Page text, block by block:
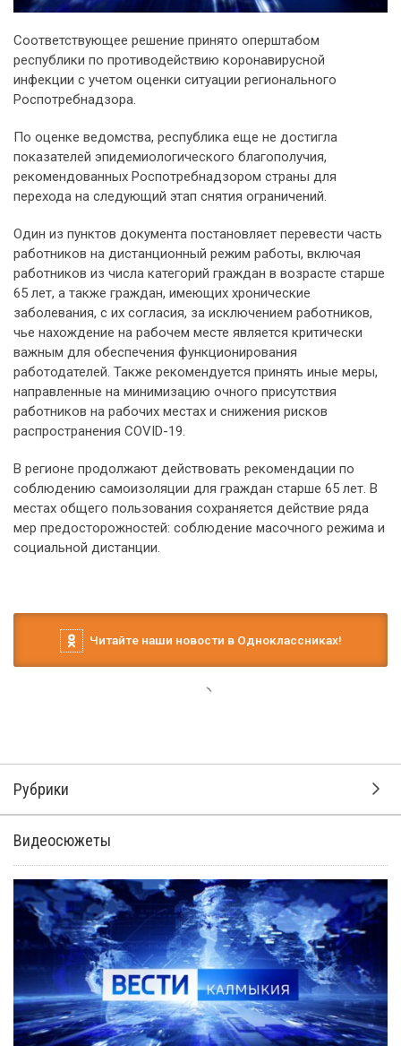
Соответствующее решение принято оперштабом
республики по противодействию коронавирусной
инфекции с учетом оценки ситуации регионального
Роспотребнадзора.
По оценке ведомства, республика еще не достигла
показателей эпидемиологического благополучия,
рекомендованных Роспотребнадзором страны для
перехода на следующий этап снятия ограничений.
Один из пунктов документа постановляет перевести часть
работников на дистанционный режим работы, включая
работников из числа категорий граждан в возрасте старше
65 лет, а также граждан, имеющих хронические
заболевания, с их согласия, за исключением работников,
чье нахождение на рабочем месте является критически
важным для обеспечения функционирования
работодателей. Также рекомендуется принять иные меры,
направленные на минимизацию очного присутствия
работников на рабочих местах и снижения рисков
распространения COVID-19.
В регионе продолжают действовать рекомендации по
соблюдению самоизоляции для граждан старше 65 лет. В
местах общего пользования сохраняется действие ряда
мер предосторожностей: соблюдение масочного режима и
социальной дистанции.
Читайте наши новости в Одноклассниках!
Рубрики
Видеосюжеты